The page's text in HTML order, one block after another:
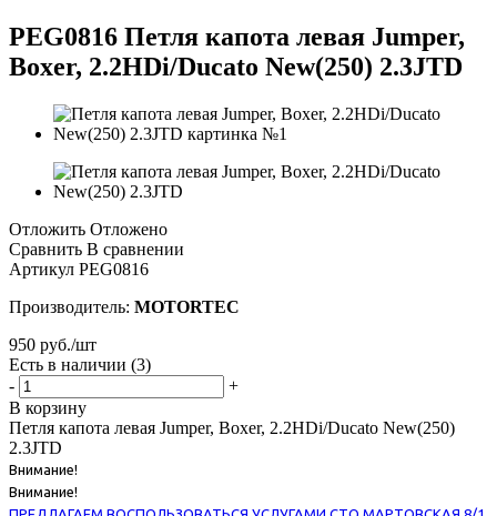
PEG0816 Петля капота левая Jumper,
Boxer, 2.2HDi/Ducato New(250) 2.3JTD
Отложить Отложено
Сравнить В сравнении
Артикул PEG0816
Производитель: MOTORTEC
950 руб./шт
Есть в наличии (3)
-
+
В корзину
Петля капота левая Jumper, Boxer, 2.2HDi/Ducato New(250)
2.3JTD
Внимание!
Внимание!